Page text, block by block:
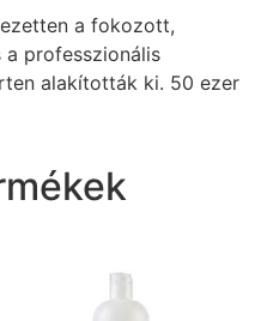
a fokozott,
a professzionális
alakították ki. 50 ezer